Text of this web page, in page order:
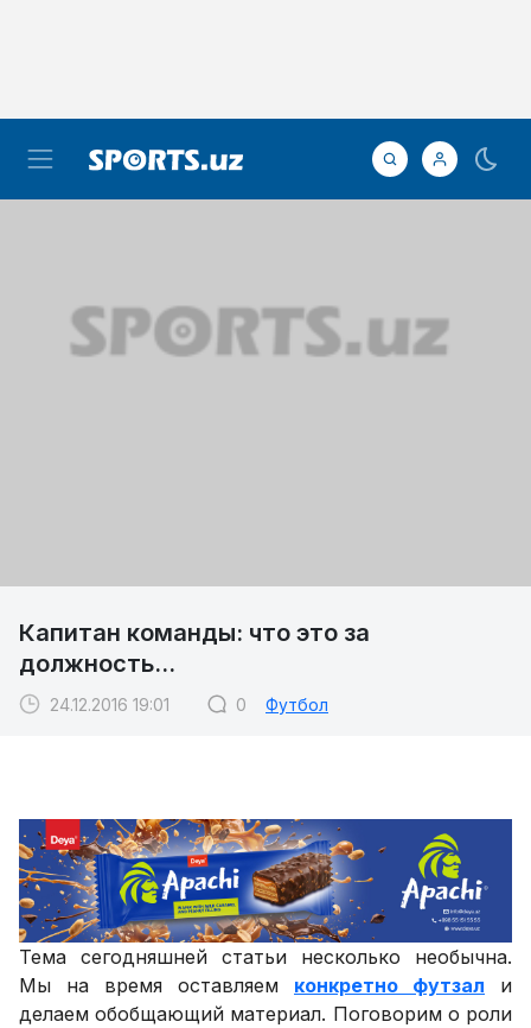
Капитан команды: что это за
должность...
24.12.2016 19:01 0 Футбол
Тема сегодняшней статьи несколько необычна.
Мы на время оставляем конкретно футзал и
делаем обобщающий материал. Поговорим о роли